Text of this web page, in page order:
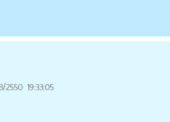
2550 19:33:05